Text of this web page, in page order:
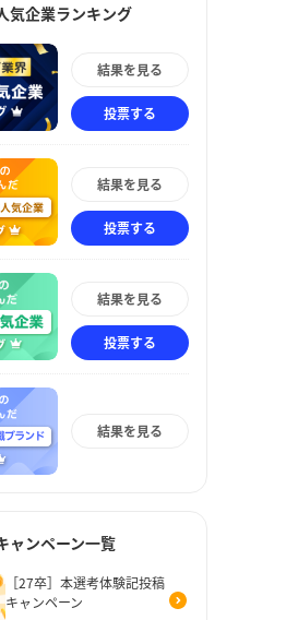
気企業ランキング
結果を見る
投票する
結果を見る
投票する
結果を見る
投票する
結果を見る
ャンペーン一覧
［27卒］本選考体験記投稿
キャンペーン